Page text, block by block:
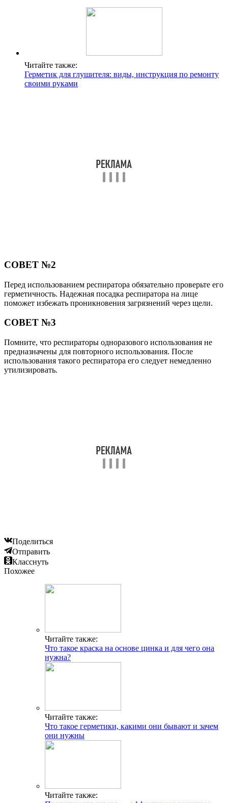
Читайте также:
Герметик для глушителя: виды, инструкция по ремонту
своими руками
СОВЕТ №2
Перед использованием респиратора обязательно проверьте его
герметичность. Надежная посадка респиратора на лице
поможет избежать проникновения загрязнений через щели.
СОВЕТ №3
Помните, что респираторы одноразового использования не
предназначены для повторного использования. После
использования такого респиратора его следует немедленно
утилизировать.
Поделиться
Отправить
Класснуть
Похожее
Читайте также:
Что такое краска на основе цинка и для чего она
нужна?
Читайте также:
Что такое герметики, какими они бывают и зачем
они нужны
Читайте также: